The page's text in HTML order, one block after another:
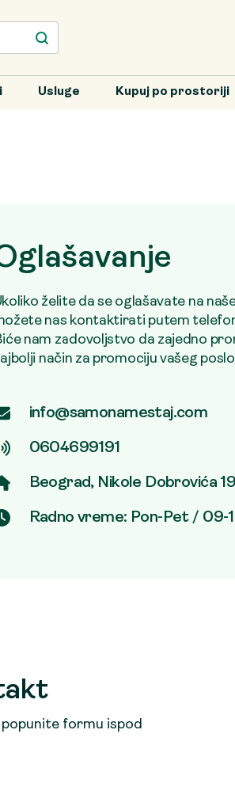
Usluge Kupuj po prostoriji
želite da se oglašavate na
nas kontaktirati putem
nam zadovoljstvo da zajedno
način za promociju vašeg
info@samonamestaj.com
0604699191
Beograd, Nikole Dobrovića 19
Radno vreme: Pon-Pet / 09-
formu ispod